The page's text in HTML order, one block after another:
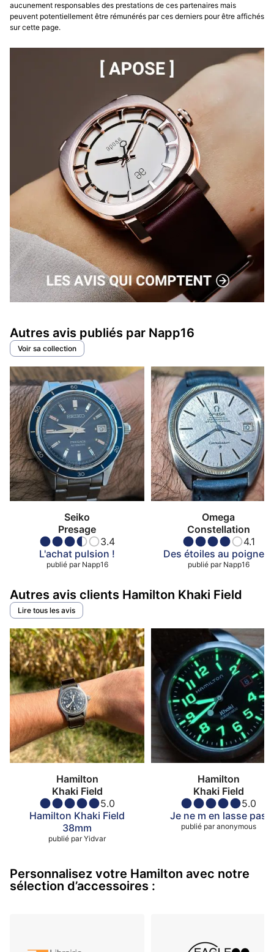
aucunement responsables des prestations de ces partenaires mais
peuvent potentiellement être rémunérés par ces derniers pour être affichés
sur cette page.
Autres avis publiés par Napp16
Voir sa collection
Seiko
Presage
3.4
L'achat pulsion !
publié par Napp16
Omega
Constellation
4.1
Des étoiles au poignet !
publié par Napp16
Autres avis clients Hamilton Khaki Field
Lire tous les avis
Hamilton
Khaki Field
5.0
Hamilton Khaki Field
38mm
publié par Yidvar
Hamilton
Khaki Field
5.0
Je ne m en lasse pas
publié par anonymous
Personnalisez votre Hamilton avec notre
sélection d’accessoires :